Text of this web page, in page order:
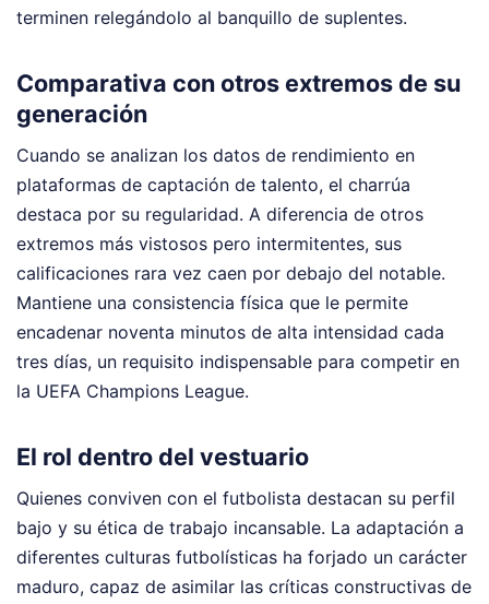
terminen relegándolo al banquillo de suplentes.
Comparativa con otros extremos de su
generación
Cuando se analizan los datos de rendimiento en
plataformas de captación de talento, el charrúa
destaca por su regularidad. A diferencia de otros
extremos más vistosos pero intermitentes, sus
calificaciones rara vez caen por debajo del notable.
Mantiene una consistencia física que le permite
encadenar noventa minutos de alta intensidad cada
tres días, un requisito indispensable para competir en
la UEFA Champions League.
El rol dentro del vestuario
Quienes conviven con el futbolista destacan su perfil
bajo y su ética de trabajo incansable. La adaptación a
diferentes culturas futbolísticas ha forjado un carácter
maduro, capaz de asimilar las críticas constructivas de